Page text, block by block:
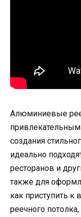
Алюминиевые
создания
идеально
ресторанов и
также для
как приступить
реечного